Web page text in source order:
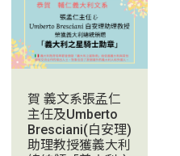
賀 義文系張孟仁
主任及Umberto
Bresciani(白安理)
助理教授獲義大利